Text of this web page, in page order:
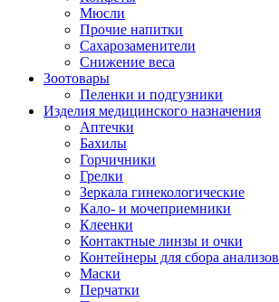
Мюсли
Прочие напитки
Сахарозаменители
Снижение веса
Зоотовары
Пеленки и подгузники
Изделия медицинского назначения
Аптечки
Бахилы
Горчичники
Грелки
Зеркала гинекологические
Кало- и мочеприемники
Клеенки
Контактные линзы и очки
Контейнеры для сбора анализов
Маски
Перчатки